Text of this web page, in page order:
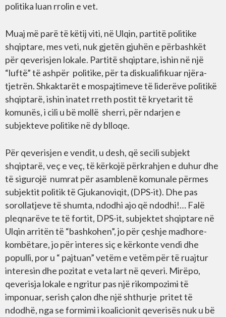
politika luan rrolin e vet.
Muaj më parë të këtij viti, në Ulqin, partitë politike
shqiptare, mes veti, nuk gjetën gjuhën e përbashkët
për qeverisjen lokale. Partitë shqiptare, ishin në një
“luftë” të ashpër politike, për ta diskualifikuar njëra-
tjetrën. Shkaktarët e mospajtimeve të liderëve politikë
shqiptarë, ishin inatet rreth postit të kryetarit të
komunës, i cili u bë mollë sherri, për ndarjen e
subjekteve politike në dy blloqe.
Për qeverisjen e vendit, u desh, që secili subjekt
shqiptarë, veç e veç, të kërkojë përkrahjen e duhur dhe
të sigurojë numrat për asamblenë komunale përmes
subjektit politik të Gjukanoviqit, (DPS-it). Dhe pas
sorollatjeve të shumta, ndodhi ajo që ndodhi!… Falë
pleqnarëve te të fortit, DPS-it, subjektet shqiptare në
Ulqin arritën të “bashkohen”, jo për çeshje madhore-
kombëtare, jo për interes siç e kërkonte vendi dhe
populli, por u “ pajtuan” vetëm e vetëm për të ruajtur
interesin dhe pozitat e veta lart në qeveri. Mirëpo,
qeverisja lokale e ngritur pas një rikompozimi të
imponuar, serish çalon dhe një shthurje pritet të
ndodhë, nga se formimi i koalicionit qeverisës nuk u bë